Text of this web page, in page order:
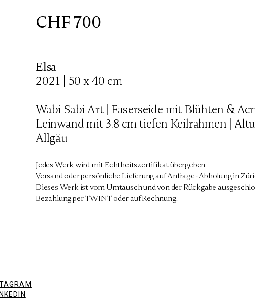
CHF700
Elsa
2021 | 50 x 40 cm
Wabi Sabi Art | Faserseide mit Blühten &
Leinwand mit 3.8 cm tiefen Keilrahmen |
Allgäu
Jedes Werk wird mit Echtheitszertifikat übergeben.
Versand oder persönliche Lieferung auf Anfrage · Abholung in
Dieses Werk ist vom Umtausch und von der Rückgabe
Bezahlung per TWINT oder auf Rechnung.